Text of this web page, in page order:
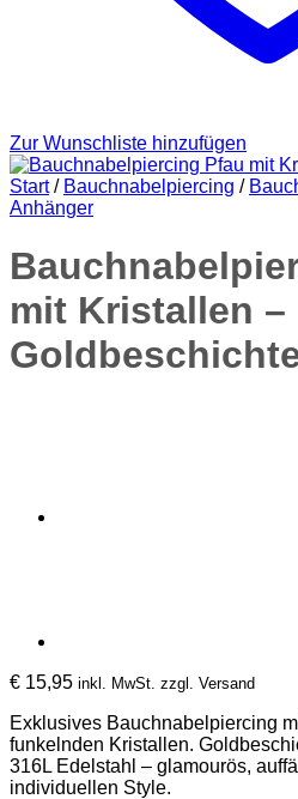
Zur Wunschliste hinzufügen
Start / Bauchnabelpiercing /
Anhänger
mit Kristallen –
€ 15,95 inkl. MwSt. zzgl. Versand
Exklusives Bauchnabelpiercing
funkelnden Kristallen.
316L Edelstahl – glamourös,
individuellen Style.